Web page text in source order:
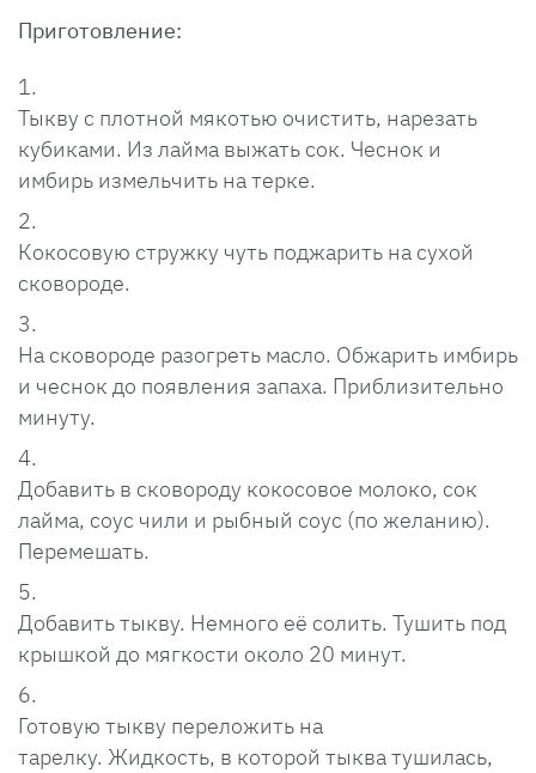
Приготовление:
Тыкву с плотной мякотью очистить, нарезать
кубиками. Из лайма выжать сок. Чеснок и
имбирь измельчить на терке.
Кокосовую стружку чуть поджарить на сухой
сковороде.
На сковороде разогреть масло. Обжарить имбирь
и чеснок до появления запаха. Приблизительно
минуту.
Добавить в сковороду кокосовое молоко, сок
лайма, соус чили и рыбный соус (по желанию).
Перемешать.
Добавить тыкву. Немного её солить. Тушить под
крышкой до мягкости около 20 минут.
Готовую тыкву переложить на
тарелку. Жидкость, в которой тыква тушилась,